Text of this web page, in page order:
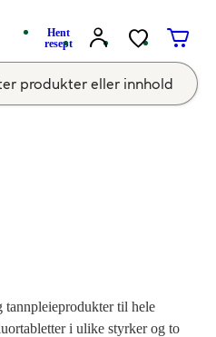
Hent
resept
til hele
i ulike styrker og to